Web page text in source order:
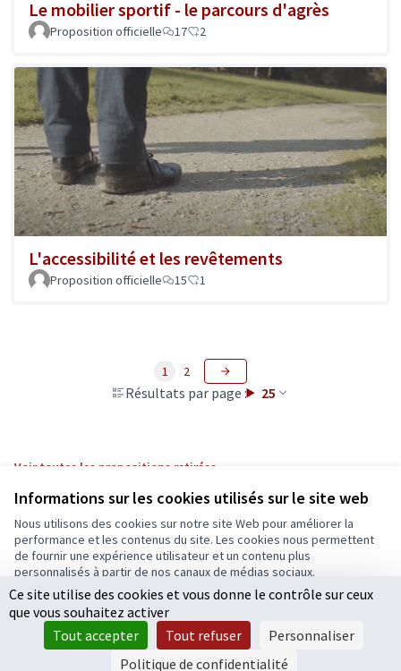
Informations sur les cookies utilisés sur le site web
Nous utilisons des cookies sur notre site Web pour améliorer la
performance et les contenus du site. Les cookies nous permettent
de fournir une expérience utilisateur et un contenu plus
personnalisés à partir de nos canaux de médias sociaux.
Tout accepter
Accepter seulement les cookies essentiels
Paramètres
Le mobilier sportif - le parcours d'agrès
Proposition officielle 17 2
L'accessibilité et les revêtements
Proposition officielle 15 1
Résultats par page : 25
1 2
Voir toutes les propositions retirées
Conditions d'utilisation
Paramètres des cookies
Ecrivons Angers sur X
(Lien externe)
Ecrivons Angers sur Facebook
(Lien externe)
logiciel libre Decidim .
Licence
(Lien
Ce site utilise des cookies et vous donne le contrôle sur ceux
que vous souhaitez activer
Tout accepter
Tout refuser
Personnaliser
Politique de confidentialité